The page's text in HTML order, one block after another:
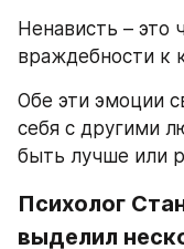
Ненависть – это
враждебности к
Обе эти эмоции
себя с другими
быть лучше или
Психолог
выделил